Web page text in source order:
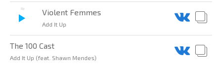
Violent Femmes
Add It Up
The 100 Cast
Add It Up (feat. Shawn Mendes)